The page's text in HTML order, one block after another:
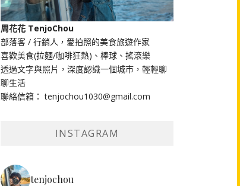
周花花 TenjoChou
部落客 / 行銷人，愛拍照的美食旅遊作家
喜歡美食(拉麵/咖啡狂熱)、棒球、搖滾樂
透過文字與照片，深度認識一個城市，輕輕聊
聊生活
聯絡信箱： tenjochou1030@gmail.com
INSTAGRAM
tenjochou